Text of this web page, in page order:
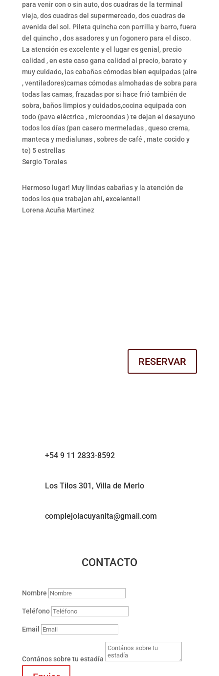
para venir con o sin auto, dos cuadras de la terminal
vieja, dos cuadras del supermercado, dos cuadras de
avenida del sol. Pileta quincha con parrilla y barro, fuera
del quincho , dos asadores y un fogonero para el disco.
La atención es excelente y el lugar es genial, precio
calidad , en este caso gana calidad al precio, barato y
muy cuidado, las cabañas cómodas bien equipadas (aire
, ventiladores)camas cómodas almohadas de sobra para
todas las camas, frazadas por si hace frió también de
sobra, baños limpios y cuidados,cocina equipada con
todo (pava eléctrica , microondas ) te dejan el desayuno
todos los días (pan casero mermeladas , queso crema,
manteca y medialunas , sobres de café , mate cocido y
te) 5 estrellas
Sergio Torales
Hermoso lugar! Muy lindas cabañas y la atención de
todos los que trabajan ahí, excelente!!
Lorena Acuña Martinez
RESERVAR
+54 9 11 2833-8592
Los Tilos 301, Villa de Merlo
complejolacuyanita@gmail.com
CONTACTO
Nombre
Teléfono
Email
Contános sobre tu estadía